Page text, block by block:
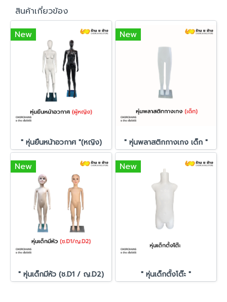
สินค้าเกี่ยวข้อง
New
" หุ่นยืนหน้าอวกาศ "(หญิง)
New
" หุ่นพลาสติกกางเกง เด็ก "
New
" หุ่นเด็กมีหัว (ช.D1 / ญ.D2)
New
" หุ่นเด็กตั้งโต๊ะ "